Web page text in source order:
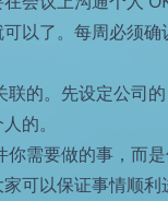
以了。每周必须确
联的。先设定公司
的。
你需要做的事，而
可以保证事情顺利